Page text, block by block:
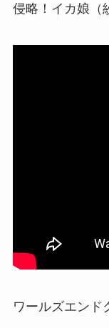
侵略！イカ娘（
ワールズエン